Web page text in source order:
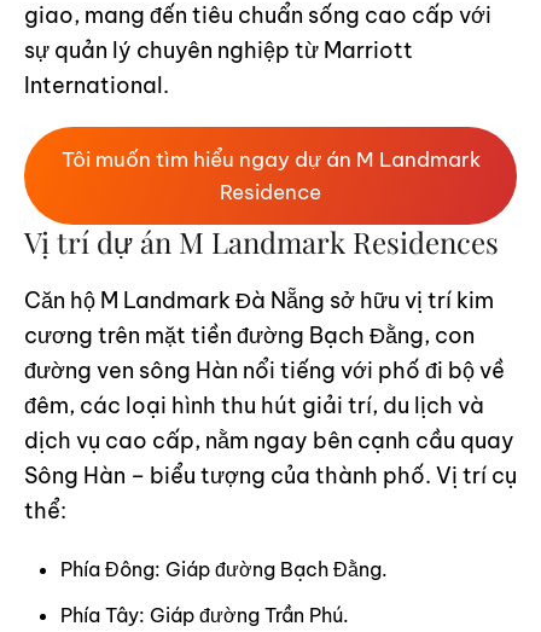
giao, mang đến tiêu chuẩn sống cao cấp với
sự quản lý chuyên nghiệp từ Marriott
International.
Tôi muốn tìm hiểu ngay dự án M Landmark
Residence
Vị trí dự án M Landmark Residences
Căn hộ M Landmark Đà Nẵng sở hữu vị trí kim
cương trên mặt tiền đường Bạch Đằng, con
đường ven sông Hàn nổi tiếng với phố đi bộ về
đêm, các loại hình thu hút giải trí, du lịch và
dịch vụ cao cấp, nằm ngay bên cạnh cầu quay
Sông Hàn – biểu tượng của thành phố. Vị trí cụ
thể:
Phía Đông: Giáp đường Bạch Đằng.
Phía Tây: Giáp đường Trần Phú.